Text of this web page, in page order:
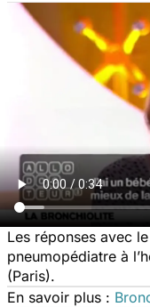
Les réponses avec
pneumopédiatre à
(Paris).
En savoir plus :